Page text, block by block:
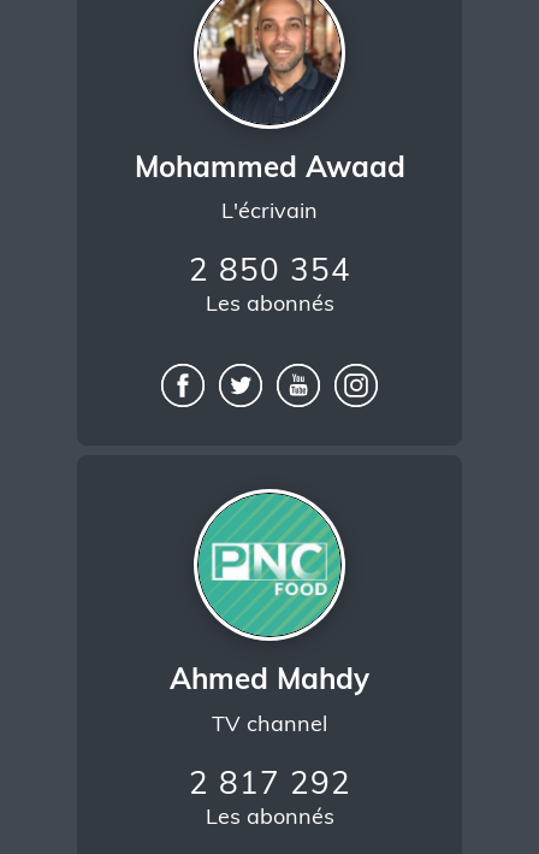
Mohammed Awaad
L'écrivain
2 850 354
Les abonnés
Ahmed Mahdy
TV channel
2 817 292
Les abonnés